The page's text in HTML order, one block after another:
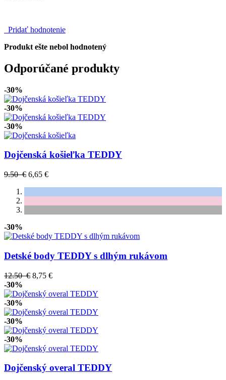
Pridať hodnotenie
Produkt ešte nebol hodnotený
Odporúčané produkty
-30%
-30%
-30%
Dojčenská košieľka TEDDY
9.50 € 6,65 €
-30%
Detské body TEDDY s dlhým rukávom
12.50 € 8,75 €
-30%
-30%
-30%
-30%
Dojčenský overal TEDDY